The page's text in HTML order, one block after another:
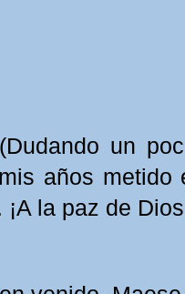
un
años metido
la paz de